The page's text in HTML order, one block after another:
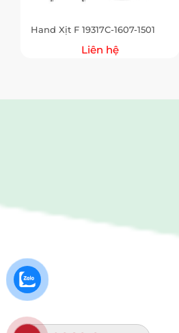
Hand Xịt F 19317C-1607-1501
Liên hệ